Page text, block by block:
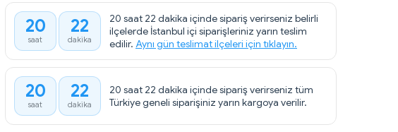
20
saat
22
dakika
20 saat 22 dakika içinde sipariş verirseniz belirli
ilçelerde İstanbul içi siparişleriniz yarın teslim
edilir. Aynı gün teslimat ilçeleri için tıklayın.
20
saat
22
dakika
20 saat 22 dakika içinde sipariş verirseniz tüm
Türkiye geneli siparişiniz yarın kargoya verilir.